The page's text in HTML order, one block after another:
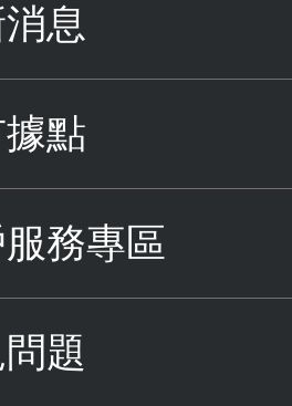
息
點
務專區
題